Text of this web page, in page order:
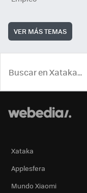
VER MÁS TEMAS
Xataka
Applesfera
Mundo Xiaomi